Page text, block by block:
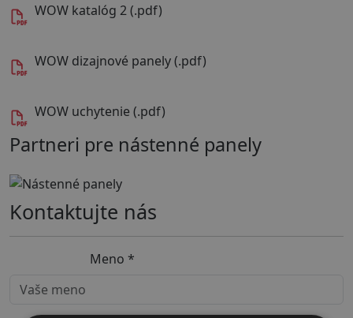
WOW katalóg 2 (.pdf)
WOW dizajnové panely (.pdf)
WOW uchytenie (.pdf)
Partneri pre nástenné panely
Kontaktujte nás
Meno *